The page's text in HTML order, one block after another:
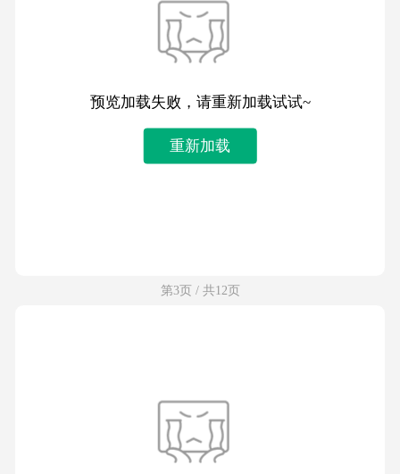
预览加载失败，请重新加载试试~
重新加载
第3页 / 共12页